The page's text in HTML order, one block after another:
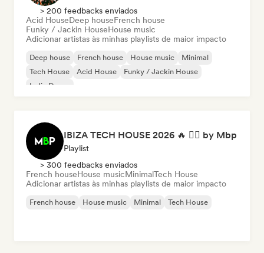
> 200 feedbacks enviados
Acid HouseDeep houseFrench house
Funky / Jackin HouseHouse music
Adicionar artistas às minhas playlists de maior impacto
Deep house French house House music
Minimal
Tech House
Acid House
Funky / Jackin House
Indie Dance
IBIZA TECH HOUSE 2026 🔥 😮‍💨 by Mbp
Playlist
> 300 feedbacks enviados
French houseHouse musicMinimalTech House
Adicionar artistas às minhas playlists de maior impacto
French house House music Minimal Tech House